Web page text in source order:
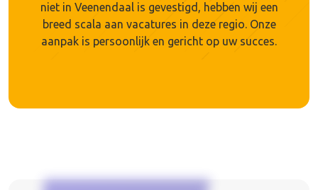
niet in Veenendaal is gevestigd, hebben wij een
breed scala aan vacatures in deze regio. Onze
aanpak is persoonlijk en gericht op uw succes.